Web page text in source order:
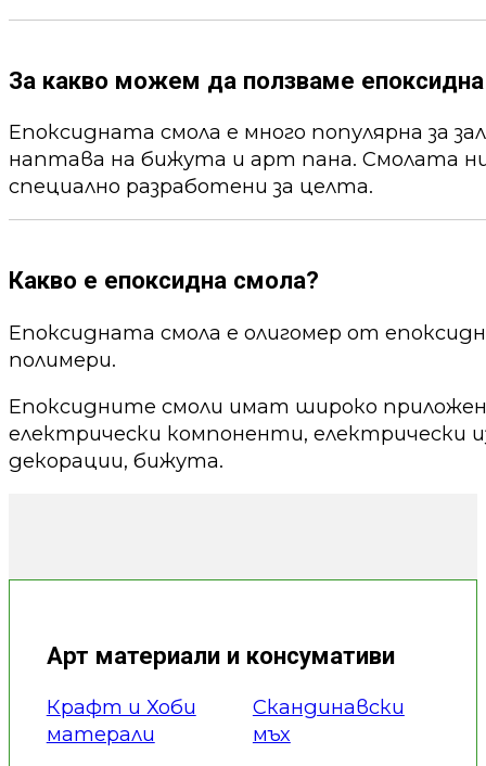
За какво можем да ползваме
Епоксидната смола е много популярна за
наптава на бижута и арт пана. Смолата
специално разработени за целта.
Какво е епоксидна смола?
Епоксидната смола е олигомер от
полимери.
Епоксидните смоли имат широко
електрически компоненти, електрически
декорации, бижута.
Арт материали и консумативи
Крафт и Хоби
матерали
Скандинавски
мъх